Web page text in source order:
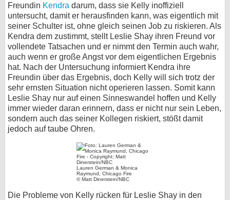
Freundin Kendra darum, dass sie Kelly inoffiziell
untersucht, damit er herausfinden kann, was eigentlich mit
seiner Schulter ist, ohne gleich seinen Job zu riskieren. Als
Kendra dem zustimmt, stellt Leslie Shay ihren Freund vor
vollendete Tatsachen und er nimmt den Termin auch wahr,
auch wenn er große Angst vor dem eigentlichen Ergebnis
hat. Nach der Untersuchung informiert Kendra ihre
Freundin über das Ergebnis, doch Kelly will sich trotz der
sehr ernsten Situation nicht operieren lassen. Somit kann
Leslie Shay nur auf einen Sinneswandel hoffen und Kelly
immer wieder daran erinnern, dass er nicht nur sein Leben,
sondern auch das seiner Kollegen riskiert, stößt damit
jedoch auf taube Ohren.
Lauren German & Monica
Raymund, Chicago Fire
© Matt Dinerstein/NBC
Die Probleme von Kelly rücken für Leslie Shay in den
Datenschutz
Cookie-Einstellungen
Impressum
Desktop-Ansicht
myFanbase